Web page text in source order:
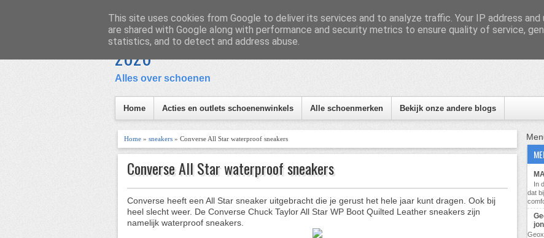
Homepage Inhoud
Schoen en Laars
2026
Alles over schoenen
Informatie, tips en nieuws
Home Acties en outlets schoenenwinkels Alle schoenmerken Bekijk onze andere blogs
Home » sneakers » Converse All Star waterproof sneakers
Converse All Star waterproof sneakers
Converse heeft een All Star sneaker uitgebracht die je gerust het hele jaar kunt dragen. Ook bij
heel slecht weer. De Converse Chuck Taylor All Star WP Boot Quilted Leather sneakers zijn
namelijk waterproof sneakers.
In
dat
This site uses cookies from Google to deliver its services and to analyze traffic. Your IP address and
are shared with Google along with performance and security metrics to ensure quality of service,
statistics, and to detect and address abuse.